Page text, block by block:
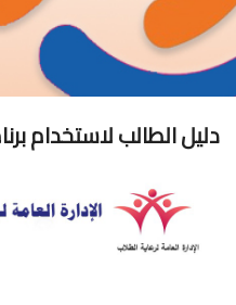
دليل الطالب لاستخدام